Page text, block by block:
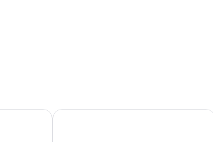
Grand Hotel Casselbergh Bruges